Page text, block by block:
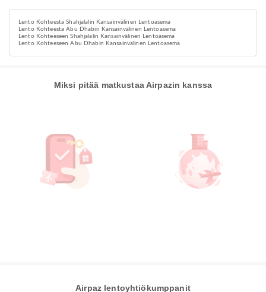
Lento Kohteesta Shahjalalin Kansainvälinen Lentoasema
Lento Kohteesta Abu Dhabin Kansainvälinen Lentoasema
Lento Kohteeseen Shahjalalin Kansainvälinen Lentoasema
Lento Kohteeseen Abu Dhabin Kansainvälinen Lentoasema
Miksi pitää matkustaa Airpazin kanssa
Airpaz lentoyhtiökumppanit